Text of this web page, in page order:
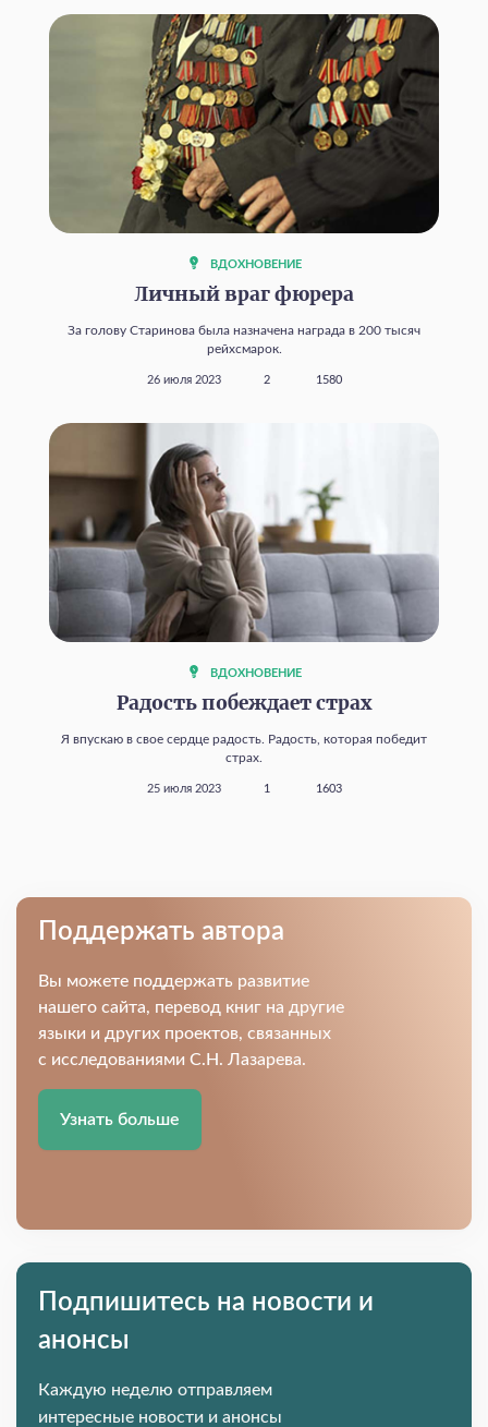
ВДОХНОВЕНИЕ
Личный враг фюрера
За голову Старинова была назначена награда в 200 тысяч
рейхсмарок.
26 июля 2023 2 1580
ВДОХНОВЕНИЕ
Радость побеждает страх
Я впускаю в свое сердце радость. Радость, которая победит
страх.
25 июля 2023 1 1603
Поддержать автора
Вы можете поддержать развитие
нашего сайта, перевод книг на другие
языки и других проектов, связанных
с исследованиями С.Н. Лазарева.
Узнать больше
Подпишитесь на новости и
анонсы
Каждую неделю отправляем
интересные новости и анонсы